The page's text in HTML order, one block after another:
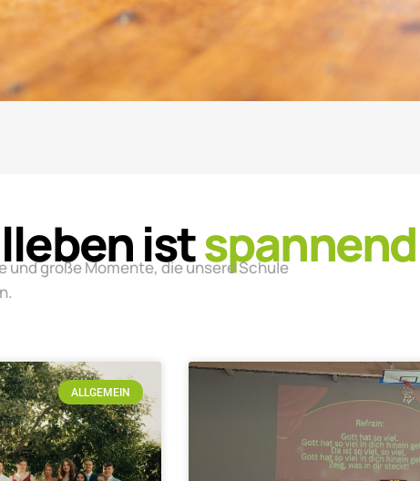
istlebendig.
und große Momente, die unsere Schule
ALLGEMEIN